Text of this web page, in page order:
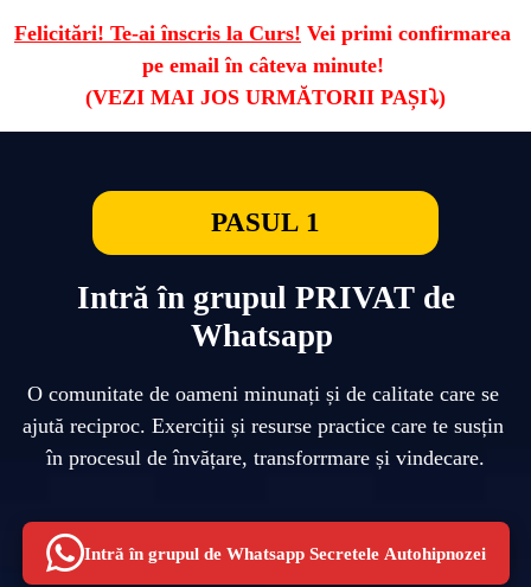
Felicitări! Te-ai înscris la Curs! Vei primi confirmarea
pe email în câteva minute!
PASUL 1
Intră în grupul PRIVAT de
Whatsapp
O comunitate de oameni minunați și de calitate care se
ajută reciproc. Exerciții și resurse practice care te susțin
în procesul de învățare, transforrmare și vindecare.
Intră în grupul de Whatsapp Secretele Autohipnozei